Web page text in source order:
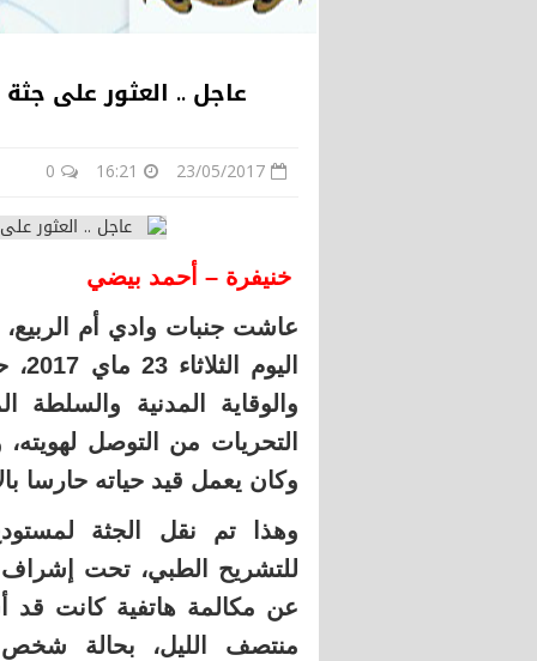
عاجل .. العثور على
خنيفرة – أحمد بيضي
عاشت جنبات وادي أم
والوقاية المدنية
التحريات من التوصل
وكان يعمل قيد حياته حارسا
وهذا تم نقل الجثة
للتشريح الطبي، تحت إشراف
عن مكالمة هاتفية كانت قد
منتصف الليل، بحالة